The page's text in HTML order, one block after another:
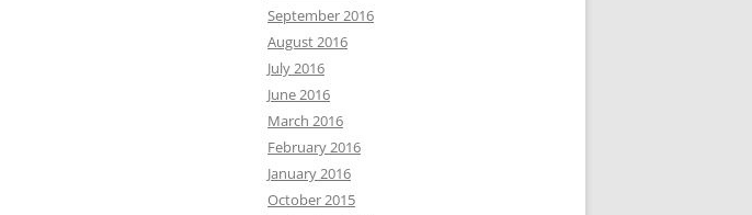
September 2016
August 2016
July 2016
June 2016
March 2016
February 2016
January 2016
October 2015